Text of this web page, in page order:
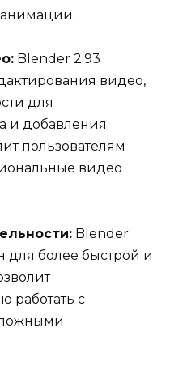
Blender 2.93
видео,
для
и добавления
пользователям
видео
Blender
для более быстрой и
работать с